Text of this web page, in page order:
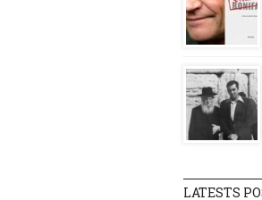
LATESTS